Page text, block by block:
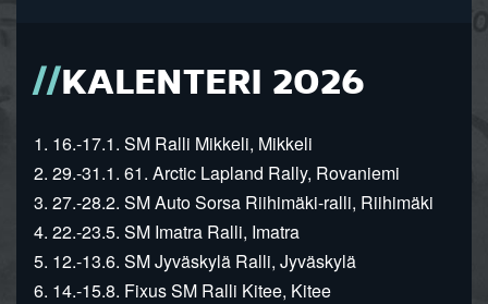
KALENTERI 2026
1. 16.-17.1. SM Ralli Mikkeli, Mikkeli
2. 29.-31.1. 61. Arctic Lapland Rally, Rovaniemi
3. 27.-28.2. SM Auto Sorsa Riihimäki-ralli, Riihimäki
4. 22.-23.5. SM Imatra Ralli, Imatra
5. 12.-13.6. SM Jyväskylä Ralli, Jyväskylä
6. 14.-15.8. Fixus SM Ralli Kitee, Kitee